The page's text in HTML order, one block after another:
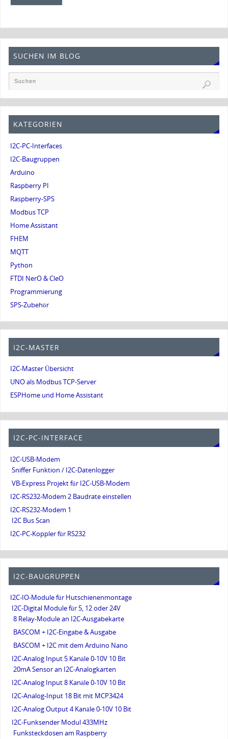
SUCHEN IM BLOG
KATEGORIEN
I2C-PC-Interfaces
I2C-Baugruppen
Arduino
Raspberry PI
Raspberry-SPS
Modbus TCP
Home Assistant
FHEM
MQTT
Python
FTDI NerO & CleO
Programmierung
SPS-Zubehör
I2C-MASTER
I2C-Master Übersicht
UNO als Modbus TCP-Server
ESPHome und Home Assistant
I2C-PC-INTERFACE
I2C-USB-Modem
Sniffer Funktion / I2C-Datenlogger
VB-Express Projekt für I2C-USB-Modem
I2C-RS232-Modem 2 Baudrate einstellen
I2C-RS232-Modem 1
I2C Bus Scan
I2C-PC-Koppler für RS232
I2C-BAUGRUPPEN
I2C-IO-Module für Hutschienenmontage
I2C-Digital Module für 5, 12 oder 24V
8 Relay-Module an I2C-Ausgabekarte
BASCOM + I2C-Eingabe & Ausgabe
BASCOM + I2C mit dem Arduino Nano
I2C-Analog Input 5 Kanäle 0-10V 10 Bit
20mA Sensor an I2C-Analogkarten
I2C-Analog Input 8 Kanäle 0-10V 10 Bit
I2C-Analog-Input 18 Bit mit MCP3424
I2C-Analog Output 4 Kanäle 0-10V 10 Bit
I2C-Funksender Modul 433MHz
Funksteckdosen am Raspberry